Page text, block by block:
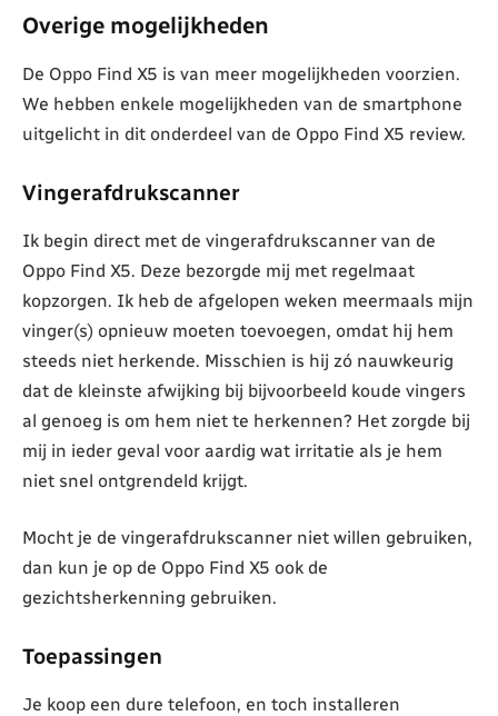
Overige mogelijkheden
De Oppo Find X5 is van meer mogelijkheden voorzien.
We hebben enkele mogelijkheden van de smartphone
uitgelicht in dit onderdeel van de Oppo Find X5 review.
Vingerafdrukscanner
Ik begin direct met de vingerafdrukscanner van de
Oppo Find X5. Deze bezorgde mij met regelmaat
kopzorgen. Ik heb de afgelopen weken meermaals mijn
vinger(s) opnieuw moeten toevoegen, omdat hij hem
steeds niet herkende. Misschien is hij zó nauwkeurig
dat de kleinste afwijking bij bijvoorbeeld koude vingers
al genoeg is om hem niet te herkennen? Het zorgde bij
mij in ieder geval voor aardig wat irritatie als je hem
niet snel ontgrendeld krijgt.
Mocht je de vingerafdrukscanner niet willen gebruiken,
dan kun je op de Oppo Find X5 ook de
gezichtsherkenning gebruiken.
Toepassingen
Je koop een dure telefoon, en toch installeren